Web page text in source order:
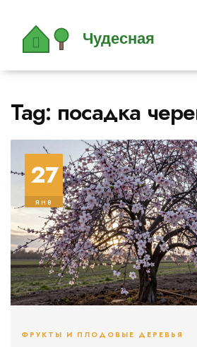
Tag: посадка
27
янв
ФРУКТЫ И ПЛОДОВЫЕ ДЕРЕВЬЯ